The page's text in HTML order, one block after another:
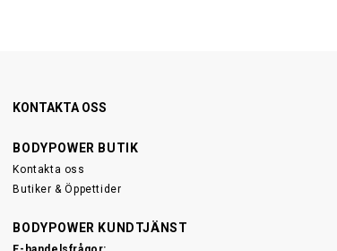
KONTAKTA OSS
BODYPOWER BUTIK
Kontakta oss
Butiker & Öppettider
BODYPOWER KUNDTJÄNST